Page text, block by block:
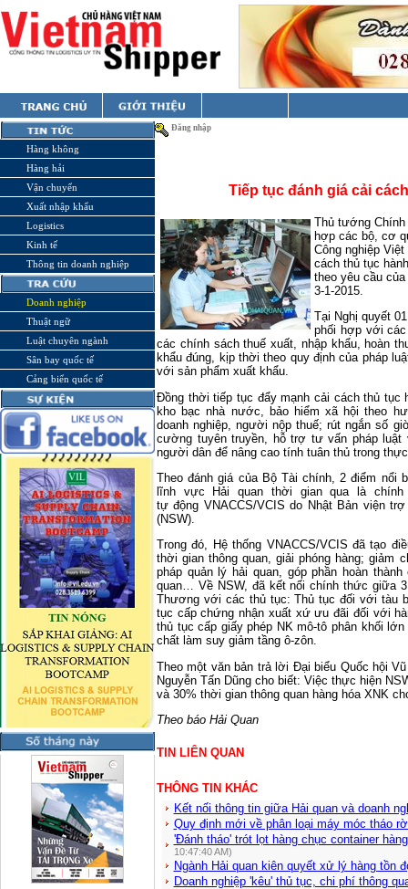
Hàng không
Hàng hải
Vận chuyển
Xuất nhập khẩu
Logistics
Kinh tế
Thông tin doanh nghiệp
Doanh nghiệp
Thuật ngữ
Luật chuyên ngành
Sân bay quốc tế
Cảng biển quốc tế
Đăng nhập
Tiếp tục đánh giá cải
Thủ tướng
hợp các bộ, cơ
Công nghiệp
cách thủ tục
theo yêu cầu
3-1-2015.
Tại Nghị quyết
phối hợp với
các chính sách thuế xuất, nhập khẩu, hoàn
khẩu đúng, kịp thời theo quy định của pháp
với sản phẩm xuất khẩu.
Đồng thời tiếp tục đẩy mạnh cải cách thủ tục
kho bạc nhà nước, bảo hiểm xã hội theo
doanh nghiệp, người nộp thuế; rút ngắn số
cường tuyên truyền, hỗ trợ tư vấn pháp luật
người dân để nâng cao tính tuân thủ trong
Theo đánh giá của Bộ Tài chính, 2 điểm nổi
lĩnh vực Hải quan thời gian qua là
tự động VNACCS/VCIS do Nhật Bản viện
(NSW).
Trong đó, Hệ thống VNACCS/VCIS đã tạo
thời gian thông quan, giải phóng hàng;
pháp quản lý hải quan, góp phần hoàn
quan… Về NSW, đã kết nối chính thức giữa
Thương với các thủ tục: Thủ tục đối với tàu
tục cấp chứng nhận xuất xứ ưu đãi đối với
thủ tục cấp giấy phép NK mô-tô phân khối
chất làm suy giảm tầng ô-zôn.
Theo một văn bản trả lời Đại biểu Quốc hội
Nguyễn Tấn Dũng cho biết: Việc thực hiện
và 30% thời gian thông quan hàng hóa XNK
Theo báo Hải Quan
TIN LIÊN QUAN
THÔNG TIN KHÁC
Kết nối thông tin giữa Hải quan và doanh
Quy định mới về phân loại máy móc tháo
'Đánh tháo' trót lọt hàng chục container
10:47:40 AM)
Ngành Hải quan kiên quyết xử lý hàng tồn
Doanh nghiệp 'kêu' thủ tục, chi phí thông